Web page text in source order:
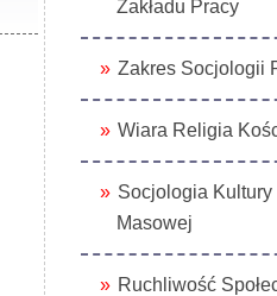
Zakładu Pracy
Zakres Socjologii
Wiara Religia
Socjologia Kultury
Masowej
Ruchliwość